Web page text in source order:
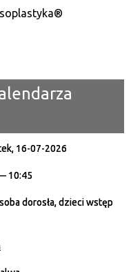
16-07-2026
10:45
dorosła, dzieci wstęp